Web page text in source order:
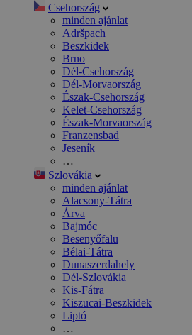
Csehország
minden ajánlat
Adršpach
Beszkidek
Brno
Dél-Csehország
Dél-Morvaország
Észak-Csehország
Kelet-Csehország
Észak-Morvaország
Franzensbad
Jeseník
…
Szlovákia
minden ajánlat
Alacsony-Tátra
Árva
Bajmóc
Besenyőfalu
Bélai-Tátra
Dunaszerdahely
Dél-Szlovákia
Kis-Fátra
Kiszucai-Beszkidek
Liptó
…